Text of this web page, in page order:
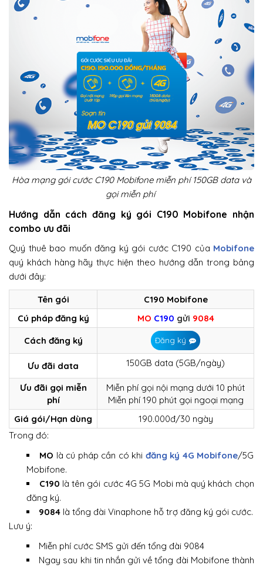
Hòa mạng gói cước C190 Mobifone miễn phí 150GB data và
gọi miễn phí
Hướng dẫn cách đăng ký gói C190 Mobifone nhận
combo ưu đãi
Quý thuê bao muốn đăng ký gói cước C190 của Mobifone
quý khách hàng hãy thực hiện theo hướng dẫn trong bảng
dưới đây:
Tên gói
C190 Mobifone
Cú pháp đăng ký
MO C190 gửi 9084
Cách đăng ký
Đăng ký
Ưu đãi data 150GB data (5GB/ngày)
Ưu đãi gọi miễn
phí
Miễn phí gọi nội mạng dưới 10 phút
Miễn phí 190 phút gọi ngoại mạng
Giá gói/Hạn dùng
190.000đ/30 ngày
Trong đó:
MO là cú pháp cần có khi đăng ký 4G Mobifone/5G
Mobifone.
C190 là tên gói cước 4G 5G Mobi mà quý khách chọn
đăng ký.
9084 là tổng đài Vinaphone hỗ trợ đăng ký gói cước.
Lưu ý:
Miễn phí cước SMS gửi đến tổng đài 9084
Ngay sau khi tin nhắn gửi về tổng đài Mobifone thành